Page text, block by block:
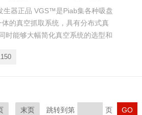
器正品 VGS™是Piab集各种吸盘
的真空抓取系统，具有分布式真
时能够大幅简化真空系统的选型和
末页 跳转到第 页